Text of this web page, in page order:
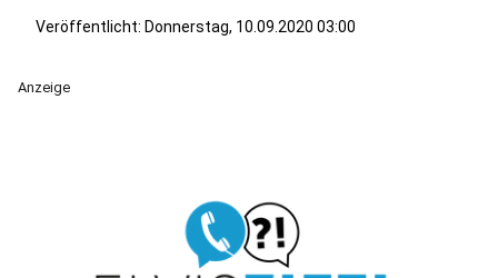
Veröffentlicht: Donnerstag, 10.09.2020 03:00
Anzeige